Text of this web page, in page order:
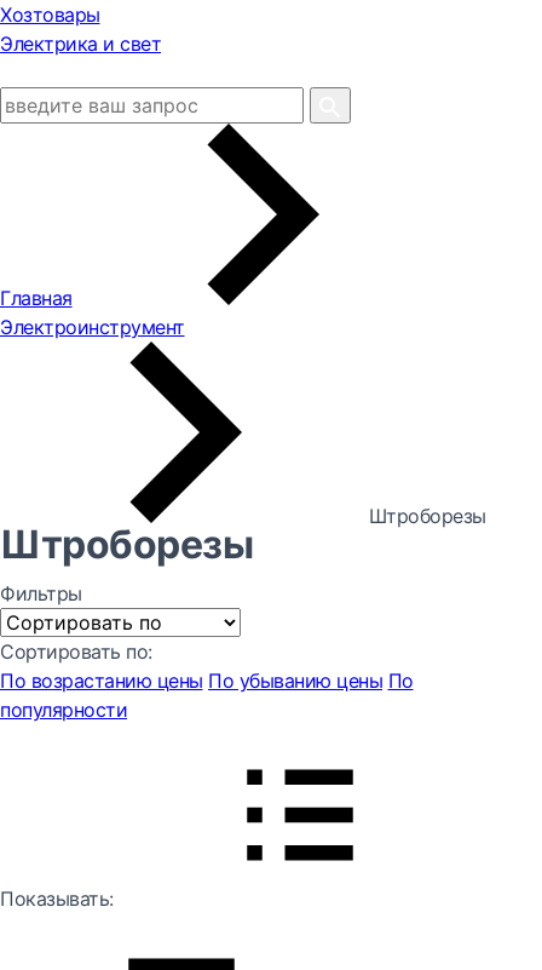
Хозтовары
Электрика и свет
Главная
Электроинструмент
Штроборезы
Штроборезы
Фильтры
Сортировать по:
По возрастанию цены По убыванию цены По
популярности
Показывать: